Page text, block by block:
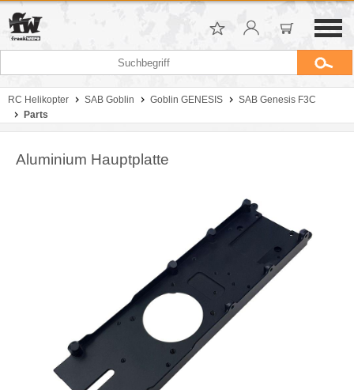
RC Helikopter SAB Goblin Goblin GENESIS
SAB Genesis F3C
Parts
Aluminium Hauptplatte